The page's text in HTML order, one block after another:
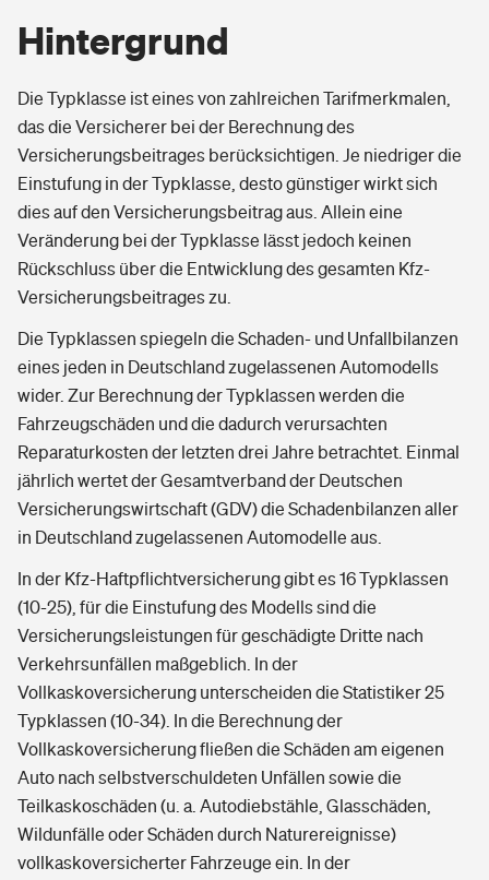
Hintergrund
Die Typklasse ist eines von zahlreichen Tarifmerkmalen,
das die Versicherer bei der Berechnung des
Versicherungsbeitrages berücksichtigen. Je niedriger die
Einstufung in der Typklasse, desto günstiger wirkt sich
dies auf den Versicherungsbeitrag aus. Allein eine
Veränderung bei der Typklasse lässt jedoch keinen
Rückschluss über die Entwicklung des gesamten Kfz-
Versicherungsbeitrages zu.
Die Typklassen spiegeln die Schaden- und Unfallbilanzen
eines jeden in Deutschland zugelassenen Automodells
wider. Zur Berechnung der Typklassen werden die
Fahrzeugschäden und die dadurch verursachten
Reparaturkosten der letzten drei Jahre betrachtet. Einmal
jährlich wertet der Gesamtverband der Deutschen
Versicherungswirtschaft (GDV) die Schadenbilanzen aller
in Deutschland zugelassenen Automodelle aus.
In der Kfz-Haftpflichtversicherung gibt es 16 Typklassen
(10-25), für die Einstufung des Modells sind die
Versicherungsleistungen für geschädigte Dritte nach
Verkehrsunfällen maßgeblich. In der
Vollkaskoversicherung unterscheiden die Statistiker 25
Typklassen (10-34). In die Berechnung der
Vollkaskoversicherung fließen die Schäden am eigenen
Auto nach selbstverschuldeten Unfällen sowie die
Teilkaskoschäden (u. a. Autodiebstähle, Glasschäden,
Wildunfälle oder Schäden durch Naturereignisse)
vollkaskoversicherter Fahrzeuge ein. In der